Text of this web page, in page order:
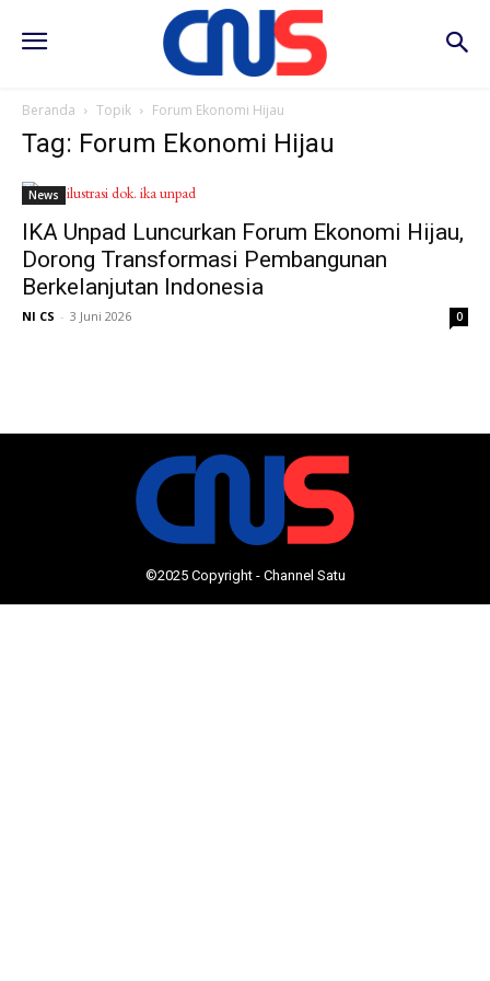
Beranda Topik Forum Ekonomi Hijau
Tag: Forum Ekonomi Hijau
News
IKA Unpad Luncurkan Forum Ekonomi Hijau,
Dorong Transformasi Pembangunan
Berkelanjutan Indonesia
NI CS - 3 Juni 2026 0
©2025 Copyright - Channel Satu